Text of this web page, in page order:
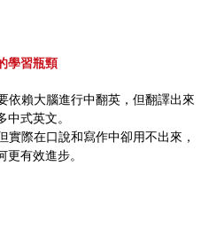
學習瓶頸
依賴大腦進行中翻英，但翻譯出來
式英文。
實際在口說和寫作中卻用不出來，
更有效進步。